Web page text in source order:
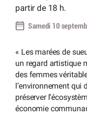
partir de 18 h.
Samedi 10
« Les marées de
un regard artistique
des femmes
l’environnement qui
préserver
économie